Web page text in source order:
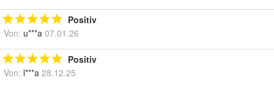
Positiv
Von: u***a 07.01.26
Positiv
Von: l***a 28.12.25